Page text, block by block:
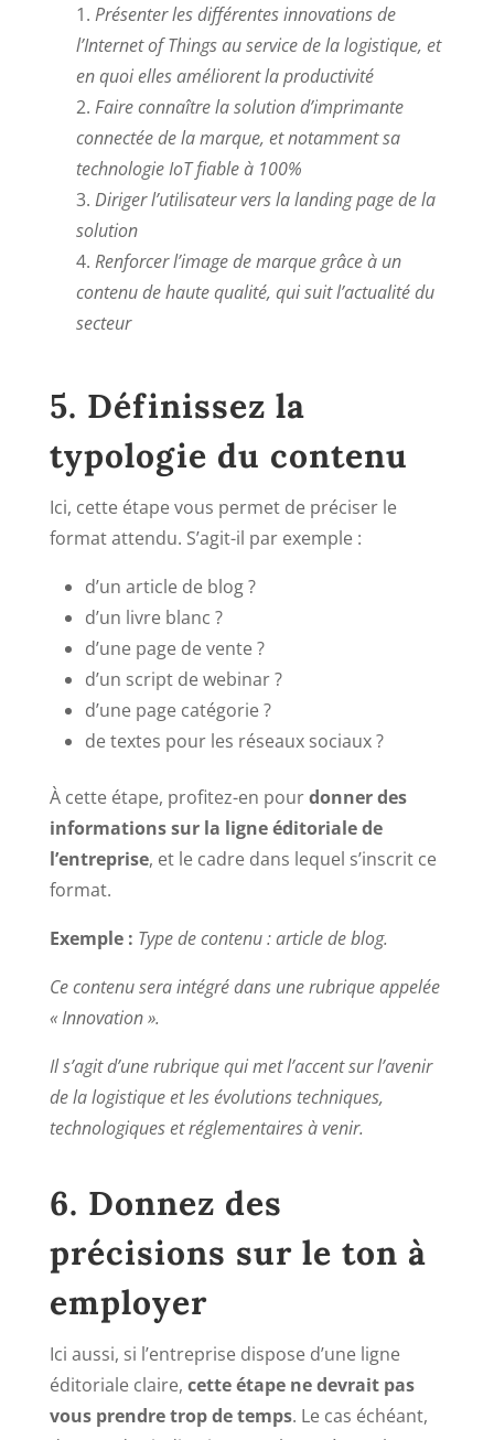
Présenter les différentes innovations de
l’Internet of Things au service de la logistique, et
en quoi elles améliorent la productivité
Faire connaître la solution d’imprimante
connectée de la marque, et notamment sa
technologie IoT fiable à 100%
Diriger l’utilisateur vers la landing page de la
solution
Renforcer l’image de marque grâce à un
contenu de haute qualité, qui suit l’actualité du
secteur
5. Définissez la
typologie du contenu
Ici, cette étape vous permet de préciser le
format attendu. S’agit-il par exemple :
d’un article de blog ?
d’un livre blanc ?
d’une page de vente ?
d’un script de webinar ?
d’une page catégorie ?
de textes pour les réseaux sociaux ?
À cette étape, profitez-en pourdonner des
informations sur la ligne éditoriale de
l’entreprise, et le cadre dans lequel s’inscrit ce
format.
Exemple : Type de contenu : article de blog.
Ce contenu sera intégré dans une rubrique appelée
« Innovation ».
Il s’agit d’une rubrique qui met l’accent sur l’avenir
de la logistique et les évolutions techniques,
technologiques et réglementaires à venir.
6. Donnez des
précisions sur le ton à
employer
Ici aussi, si l’entreprise dispose d’une ligne
éditoriale claire, cette étape ne devrait pas
vous prendre trop de temps. Le cas échéant,